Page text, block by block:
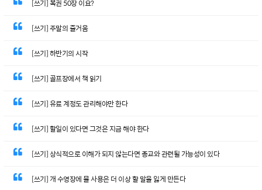
[쓰기] 복권 50장 이요?
[쓰기] 주말의 즐거움
[쓰기] 하반기의 시작
[쓰기] 골프장에서 책 읽기
[쓰기] 유료 계정도 관리해야만 한다
[쓰기] 할일이 있다면 그것은 지금 해야 한다
[쓰기] 상식적으로 이해가 되지 않는다면 종교와 관련될 가능성이 있다
[쓰기] 개 수영장에 물 사용은 더 이상 할 말을 잃게 만든다